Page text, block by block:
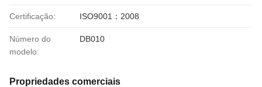
Certificação: ISO9001：2008
Número do
modelo:
DB010
Propriedades comerciais